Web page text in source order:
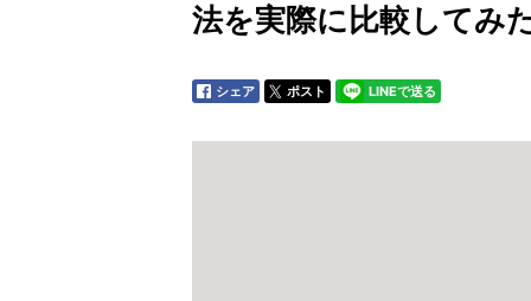
法を実際に比較してみ
シェア ポスト LINEで送る